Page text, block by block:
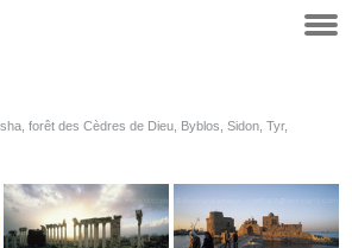
forêt des Cèdres de Dieu, Byblos, Sidon, Tyr,